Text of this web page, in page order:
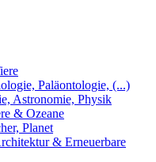
Paläontologie, (...)
Astronomie, Physik
& Ozeane
Planet
& Erneuerbare